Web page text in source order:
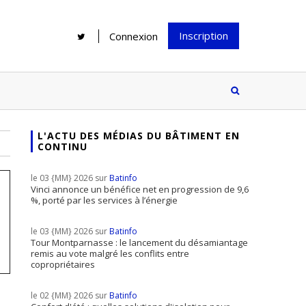
Connexion Inscription
idée mais...
Le print sous toutes ses formes a-t-
il encore sa place dans un monde
Rénover une salle de bains : gagner
supports
inscrire
à notre
?
L'ACTU DES MÉDIAS DU BÂTIMENT EN
CONTINU
le 03 {MM} 2026 surBatinfo
Vinci annonce un bénéfice net en progression de 9,6
%, porté par les services à l’énergie
le 03 {MM} 2026 surBatinfo
Tour Montparnasse : le lancement du désamiantage
remis au vote malgré les conflits entre
copropriétaires
le 02 {MM} 2026 surBatinfo